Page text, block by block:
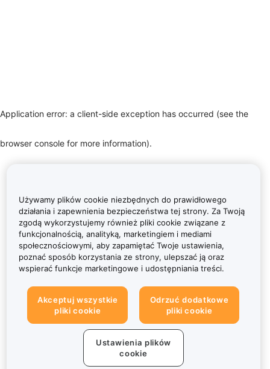
Application error: a client-side exception has occurred (see the
browser console for more information).
Używamy plików cookie niezbędnych do prawidłowego
działania i zapewnienia bezpieczeństwa tej strony. Za Twoją
zgodą wykorzystujemy również pliki cookie związane z
funkcjonalnością, analityką, marketingiem i mediami
społecznościowymi, aby zapamiętać Twoje ustawienia,
poznać sposób korzystania ze strony, ulepszać ją oraz
wspierać funkcje marketingowe i udostępniania treści.
Akceptuj wszystkie
pliki cookie
Odrzuć dodatkowe
pliki cookie
Ustawienia plików
cookie